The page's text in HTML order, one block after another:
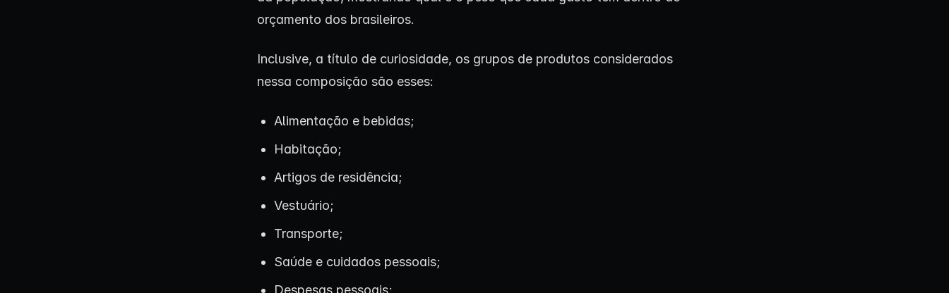
orçamento dos brasileiros.
Inclusive, a título de curiosidade, os grupos de produtos considerados
nessa composição são esses:
Alimentação e bebidas;
Habitação;
Artigos de residência;
Vestuário;
Transporte;
Saúde e cuidados pessoais;
Despesas pessoais;